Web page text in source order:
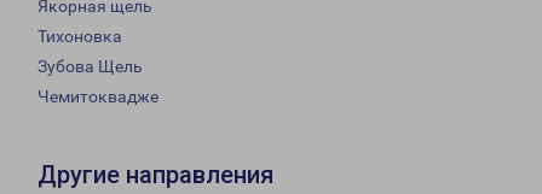
Якорная щель
Тихоновка
Зубова Щель
Чемитоквадже
Другие направления